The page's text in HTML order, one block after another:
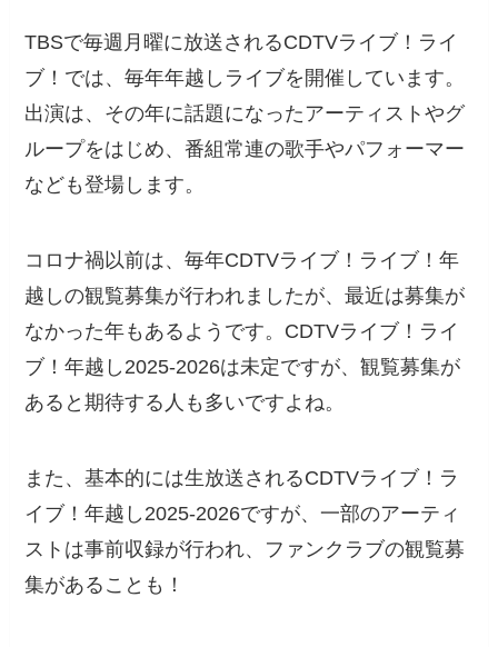
TBSで毎週月曜に放送されるCDTVライブ！ライ
ブ！では、毎年年越しライブを開催しています。
出演は、その年に話題になったアーティストやグ
ループをはじめ、番組常連の歌手やパフォーマー
なども登場します。
コロナ禍以前は、毎年CDTVライブ！ライブ！年
越しの観覧募集が行われましたが、最近は募集が
なかった年もあるようです。CDTVライブ！ライ
ブ！年越し2025-2026は未定ですが、観覧募集が
あると期待する人も多いですよね。
また、基本的には生放送されるCDTVライブ！ラ
イブ！年越し2025-2026ですが、一部のアーティ
ストは事前収録が行われ、ファンクラブの観覧募
集があることも！